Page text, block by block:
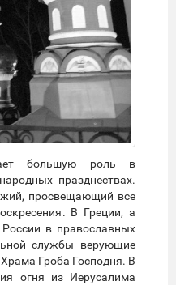
большую роль в
празднествах.
просвещающий все
В Греции, а
в православных
службы верующие
Гроба Господня. В
огня из Иерусалима